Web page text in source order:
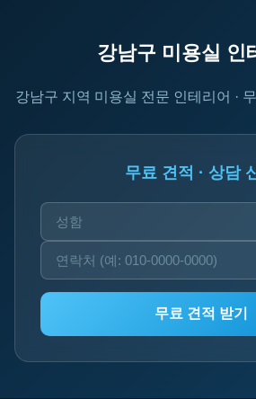
강남구 미용실 인
강남구 지역 미용실 전문 인테리어 ·
무료 견적 · 상담
무료 견적 받기